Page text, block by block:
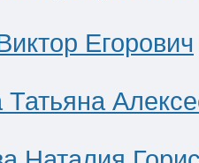
Егорович
Татьяна